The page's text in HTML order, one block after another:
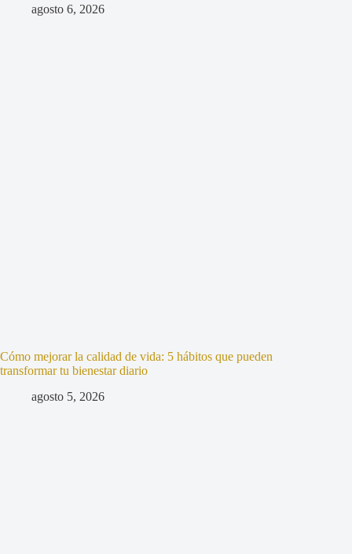
agosto 6, 2026
Cómo mejorar la calidad de vida: 5 hábitos que pueden
transformar tu bienestar diario
agosto 5, 2026